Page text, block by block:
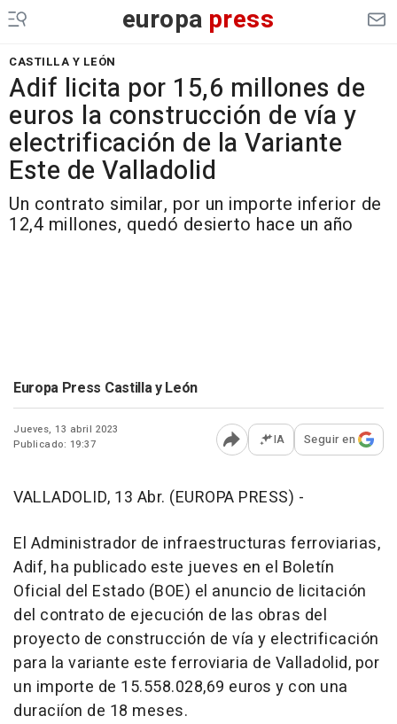
europa press
CASTILLA Y LEÓN
Adif licita por 15,6 millones de
euros la construcción de vía y
electrificación de la Variante
Este de Valladolid
Un contrato similar, por un importe inferior de
12,4 millones, quedó desierto hace un año
Europa Press Castilla y León
Jueves, 13 abril 2023
Publicado: 19:37
Abrir opciones para
IA Seguir en
VALLADOLID, 13 Abr. (EUROPA PRESS) -
El Administrador de infraestructuras ferroviarias,
Adif, ha publicado este jueves en el Boletín
Oficial del Estado (BOE) el anuncio de licitación
del contrato de ejecución de las obras del
proyecto de construcción de vía y electrificación
para la variante este ferroviaria de Valladolid, por
un importe de 15.558.028,69 euros y con una
duraciíon de 18 meses.